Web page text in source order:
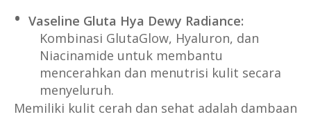
Vaseline Gluta Hya Dewy Radiance:
Kombinasi GlutaGlow, Hyaluron, dan
Niacinamide untuk membantu
mencerahkan dan menutrisi kulit secara
menyeluruh.
Memiliki kulit cerah dan sehat adalah dambaan